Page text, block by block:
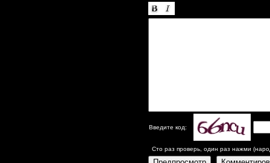
Введите код:
Сто раз проверь, один раз нажми